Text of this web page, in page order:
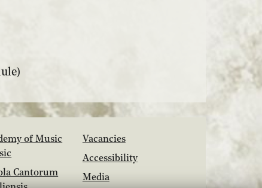
of Music
Cantorum
Vacancies
Accessibility
Media